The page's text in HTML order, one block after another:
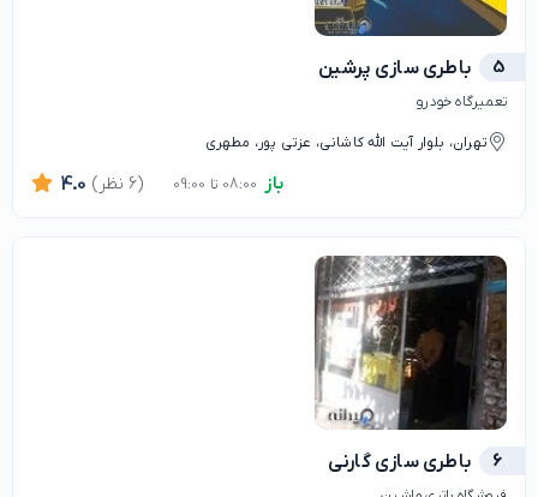
5 باطری سازی پرشین
تعمیرگاه خودرو
تهران، بلوار آیت الله کاشانی، عزتی پور، مطهری
باز 4.0 (6 نظر)
6 باطری سازی گارنی